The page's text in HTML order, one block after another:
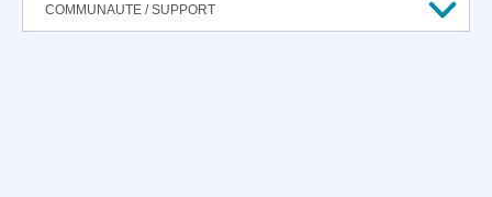
COMMUNAUTE / SUPPORT